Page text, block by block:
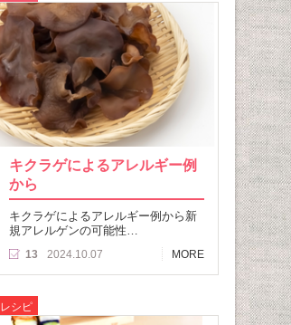
キクラゲによるアレルギー例
から
キクラゲによるアレルギー例から新
規アレルゲンの可能性…
13 2024.10.07 MORE
レシピ